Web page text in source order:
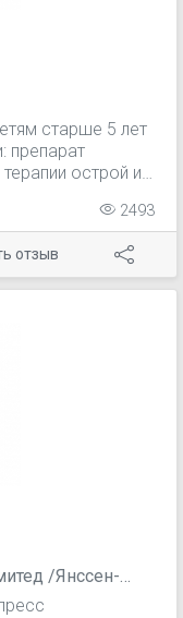
старше 5 лет
препарат
острой и
с
и
2493
отзыв
/Янссен-